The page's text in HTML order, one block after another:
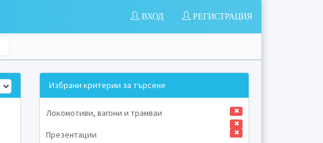
РЕГИСТРАЦИЯ
ВХОД
Избрани критерии за търсене
Локомотиви, вагони и трамваи
Презентации